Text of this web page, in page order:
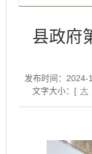
县政府
发布时间：2024-
文字大小：[ 大